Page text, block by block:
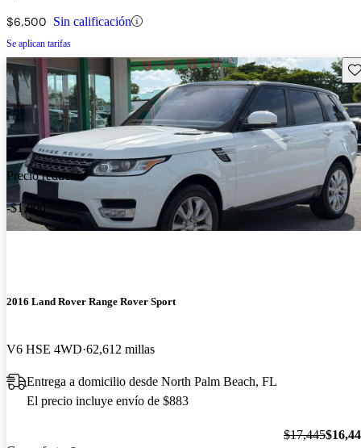
$6,500 Sin calificación
Se aplican tarifas
Precio reducido
-$1,000
2016 Land Rover Range Rover Sport
V6 HSE 4WD 62,612 millas
Entrega a domicilio desde North Palm Beach, FL
El precio incluye envío de $883
$17,445